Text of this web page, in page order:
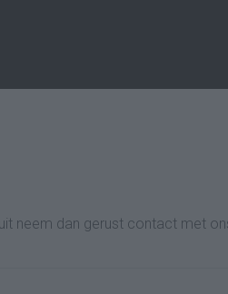
neem dan gerust contact met